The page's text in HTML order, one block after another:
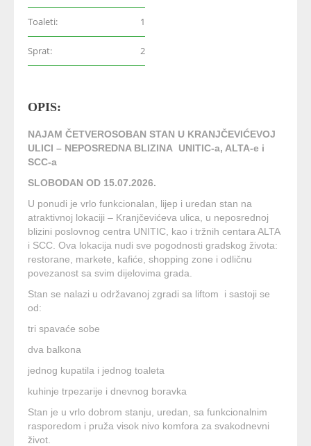
Toaleti: 1
Sprat: 2
OPIS:
NAJAM ČETVEROSOBAN STAN U KRANJČEVIĆEVOJ
ULICI – NEPOSREDNA BLIZINA UNITIC-a, ALTA-e i
SCC-a
SLOBODAN OD 15.07.2026.
U ponudi je vrlo funkcionalan, lijep i uredan stan na
atraktivnoj lokaciji – Kranjčevićeva ulica, u neposrednoj
blizini poslovnog centra UNITIC, kao i tržnih centara ALTA
i SCC. Ova lokacija nudi sve pogodnosti gradskog života:
restorane, markete, kafiće, shopping zone i odličnu
povezanost sa svim dijelovima grada.
Stan se nalazi u održavanoj zgradi sa liftom i sastoji se
od:
tri spavaće sobe
dva balkona
jednog kupatila i jednog toaleta
kuhinje trpezarije i dnevnog boravka
Stan je u vrlo dobrom stanju, uredan, sa funkcionalnim
rasporedom i pruža visok nivo komfora za svakodnevni
život.